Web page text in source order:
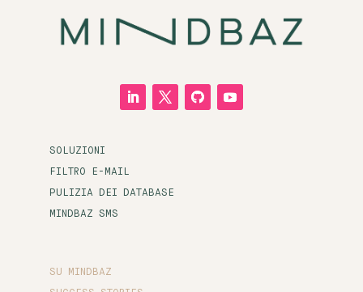
SOLUZIONI
FILTRO E-MAIL
PULIZIA DEI DATABASE
MINDBAZ SMS
SU MINDBAZ